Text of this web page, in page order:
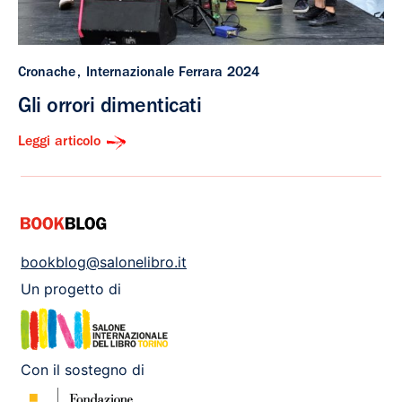
Cronache Internazionale Ferrara 2024
Gli orrori dimenticati
Leggi articolo
bookblog@salonelibro.it
Un progetto di
Con il sostegno di